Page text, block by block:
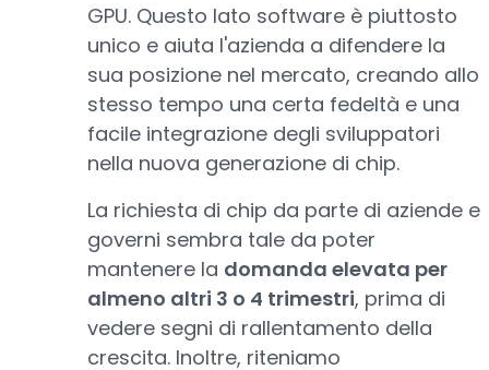
GPU. Questo lato software è piuttosto
unico e aiuta l'azienda a difendere la
sua posizione nel mercato, creando allo
stesso tempo una certa fedeltà e una
facile integrazione degli sviluppatori
nella nuova generazione di chip.
La richiesta di chip da parte di aziende e
governi sembra tale da poter
mantenere la domanda elevata per
almeno altri 3 o 4 trimestri, prima di
vedere segni di rallentamento della
crescita. Inoltre, riteniamo